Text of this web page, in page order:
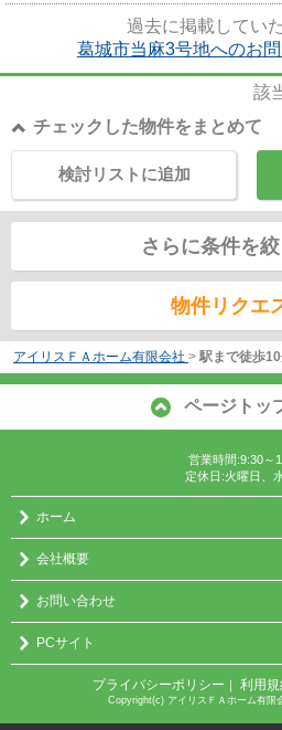
過去に掲載してい
葛城市当麻3号地へのお
該
チェックした物件をまとめて
検討リストに追加
さらに条件を
物件リクエ
アイリスＦＡホーム有限会社 > 駅まで徒歩
ページトッ
営業時間:9:30～
定休日:火曜日、
ホーム
会社概要
お問い合わせ
PCサイト
プライバシーポリシー ｜ 利用規
Copyright(c) アイリスＦＡホーム有限